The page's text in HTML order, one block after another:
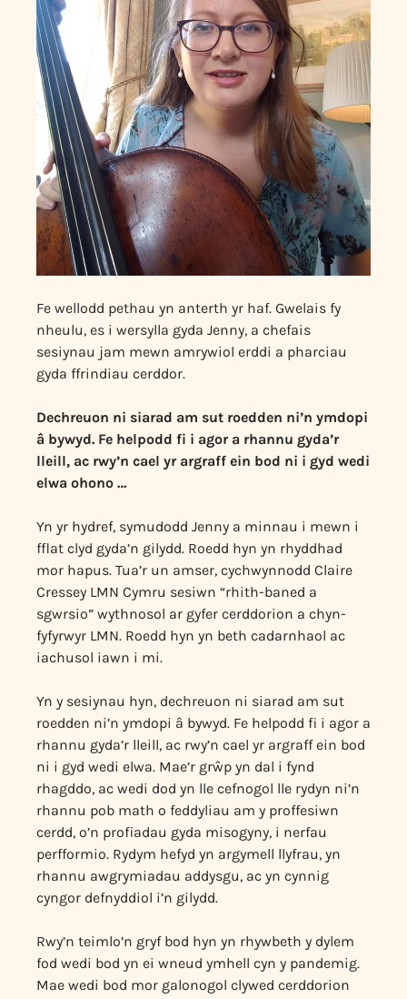
Fe wellodd pethau yn anterth yr haf. Gwelais fy
nheulu, es i wersylla gyda Jenny, a chefais
sesiynau jam mewn amrywiol erddi a pharciau
gyda ffrindiau cerddor.
Dechreuon ni siarad am sut roedden ni’n ymdopi
â bywyd. Fe helpodd fi i agor a rhannu gyda’r
lleill, ac rwy’n cael yr argraff ein bod ni i gyd wedi
elwa ohono …
Yn yr hydref, symudodd Jenny a minnau i mewn i
fflat clyd gyda’n gilydd. Roedd hyn yn rhyddhad
mor hapus. Tua’r un amser, cychwynnodd Claire
Cressey LMN Cymru sesiwn “rhith-baned a
sgwrsio” wythnosol ar gyfer cerddorion a chyn-
fyfyrwyr LMN. Roedd hyn yn beth cadarnhaol ac
iachusol iawn i mi.
Yn y sesiynau hyn, dechreuon ni siarad am sut
roedden ni’n ymdopi â bywyd. Fe helpodd fi i agor a
rhannu gyda’r lleill, ac rwy’n cael yr argraff ein bod
ni i gyd wedi elwa. Mae’r grŵp yn dal i fynd
rhagddo, ac wedi dod yn lle cefnogol lle rydyn ni’n
rhannu pob math o feddyliau am y proffesiwn
cerdd, o’n profiadau gyda misogyny, i nerfau
perfformio. Rydym hefyd yn argymell llyfrau, yn
rhannu awgrymiadau addysgu, ac yn cynnig
cyngor defnyddiol i’n gilydd.
Rwy’n teimlo’n gryf bod hyn yn rhywbeth y dylem
fod wedi bod yn ei wneud ymhell cyn y pandemig.
Mae wedi bod mor galonogol clywed cerddorion